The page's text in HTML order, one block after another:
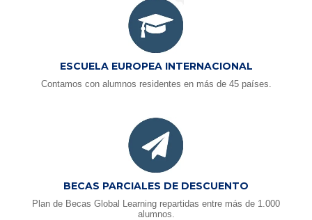
ESCUELA EUROPEA INTERNACIONAL
Contamos con alumnos residentes en más de 45 países.
BECAS PARCIALES DE DESCUENTO
Plan de Becas Global Learning repartidas entre más de 1.000
alumnos.